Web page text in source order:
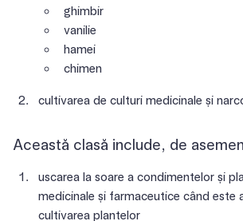
ghimbir
vanilie
hamei
chimen
cultivarea de culturi medicinale și
Această clasă include, de
uscarea la soare a condimentelor și
medicinale și farmaceutice când este
cultivarea plantelor